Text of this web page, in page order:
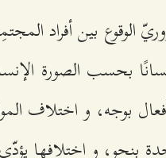
بين أفراد
بحسب الصورة
بوجه، و اختلاف
بنحو، و اختلافها